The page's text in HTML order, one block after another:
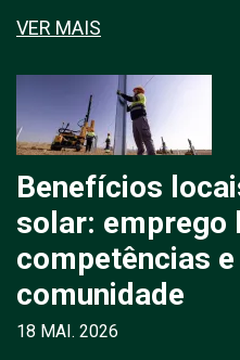
VER MAIS
Benefícios
solar: emprego
competências
comunidade
18 MAI. 2026